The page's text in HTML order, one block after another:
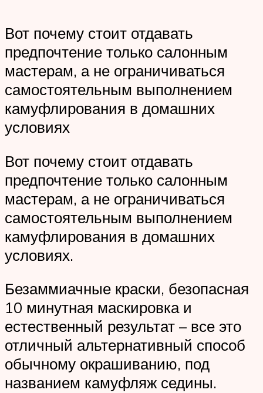
Вот почему стоит отдавать
предпочтение только салонным
мастерам, а не ограничиваться
самостоятельным выполнением
камуфлирования в домашних
условиях
Вот почему стоит отдавать
предпочтение только салонным
мастерам, а не ограничиваться
самостоятельным выполнением
камуфлирования в домашних
условиях.
Безаммиачные краски, безопасная
10 минутная маскировка и
естественный результат – все это
отличный альтернативный способ
обычному окрашиванию, под
названием камуфляж седины.